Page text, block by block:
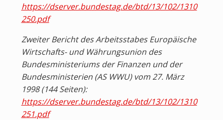
https://dserver.bundestag.de/btd/13/102/1310
250.pdf
Zweiter Bericht des Arbeitsstabes Europäische
Wirtschafts- und Währungsunion des
Bundesministeriums der Finanzen und der
Bundesministerien (AS WWU) vom 27. März
1998 (144 Seiten):
https://dserver.bundestag.de/btd/13/102/1310
251.pdf